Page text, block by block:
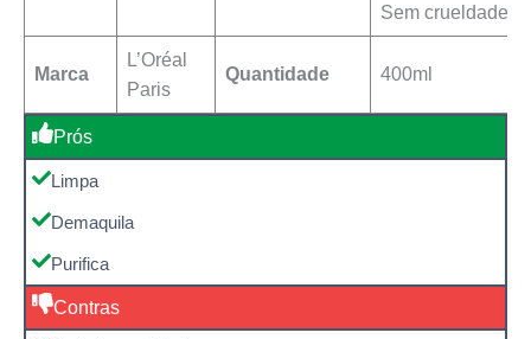
Sem crueldade
Marca
L’Oréal
Paris
Quantidade 400ml
Prós
Limpa
Demaquila
Purifica
Contras